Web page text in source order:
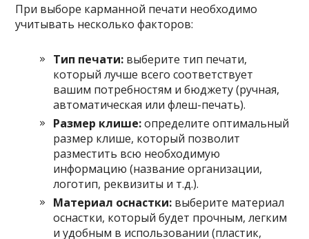
При выборе карманной печати необходимо
учитывать несколько факторов:
Тип печати: выберите тип печати,
который лучше всего соответствует
вашим потребностям и бюджету (ручная,
автоматическая или флеш-печать).
Размер клише:определите оптимальный
размер клише, который позволит
разместить всю необходимую
информацию (название организации,
логотип, реквизиты и т.д.).
Материал оснастки: выберите материал
оснастки, который будет прочным, легким
и удобным в использовании (пластик,